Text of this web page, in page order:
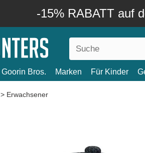
-15% RABATT auf
Goorin Bros. Marken Für Kinder
> Erwachsener